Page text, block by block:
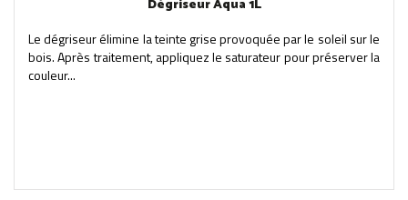
Dégriseur Aqua 1L
Le dégriseur élimine la teinte grise provoquée par le soleil sur le
bois. Après traitement, appliquez le saturateur pour préserver la
couleur...